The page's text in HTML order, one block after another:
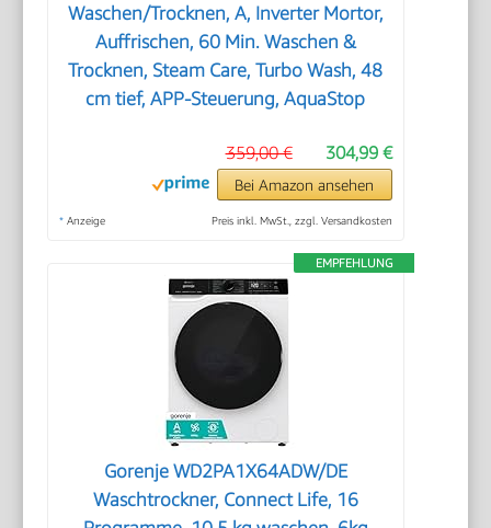
Waschen/Trocknen, A, Inverter Mortor,
Auffrischen, 60 Min. Waschen &
Trocknen, Steam Care, Turbo Wash, 48
cm tief, APP-Steuerung, AquaStop
304,99 €
359,00 €
Bei Amazon ansehen
* Anzeige Preis inkl. MwSt., zzgl. Versandkosten
EMPFEHLUNG
Gorenje WD2PA1X64ADW/DE
Waschtrockner, Connect Life, 16